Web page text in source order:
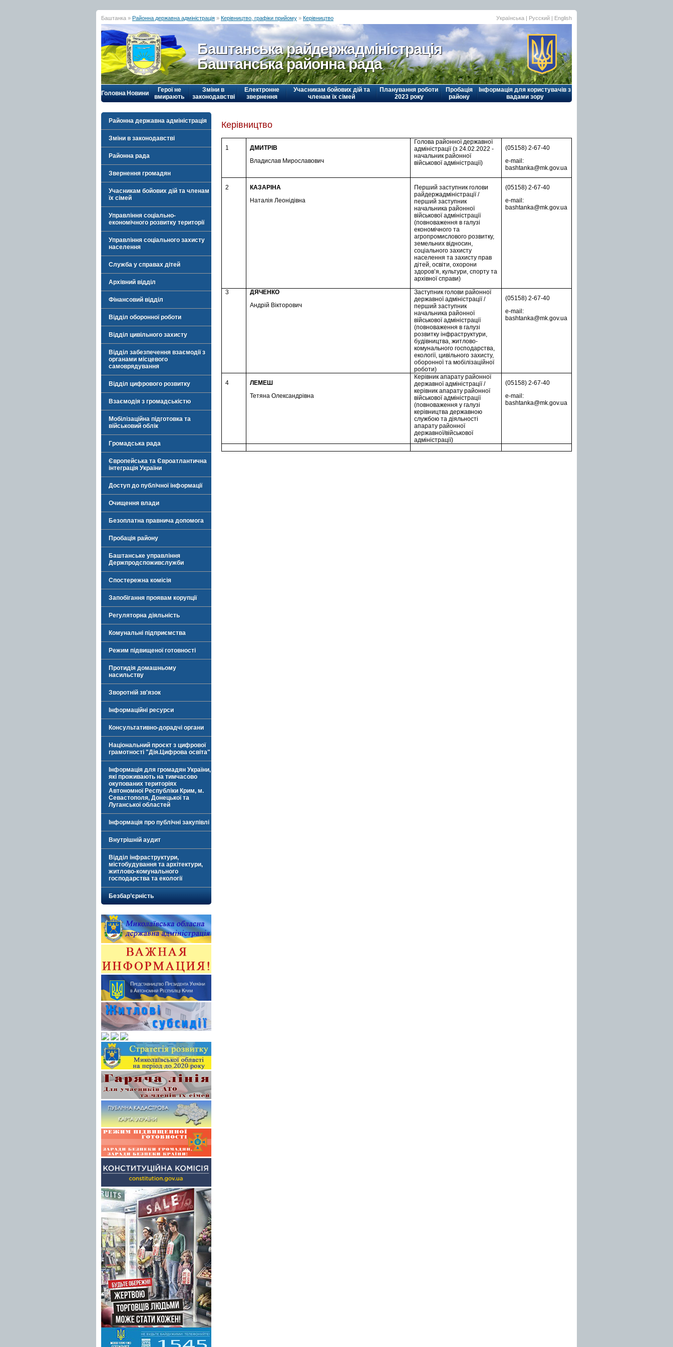
Баштанка » Районна державна адміністрація » Керівництво, графіки прийому » Керівництво Українська | Русский | English
Баштанська райдержадміністрація
Баштанська районна рада
Головна Новини
Герої не
вмирають
Зміни в
законодавстві
Електронне
звернення
Учасникам бойових дій та
членам їх сімей
Планування роботи
2023 року
Пробація
району
Інформація для користувачів з
вадами зору
Районна державна адміністрація
Зміни в законодавстві
Районна рада
Звернення громадян
Учасникам бойових дій та членам
їх сімей
Управління соціально-
економічного розвитку території
Управління соціального захисту
населення
Служба у справах дітей
Архівний відділ
Фінансовий відділ
Відділ оборонної роботи
Відділ цивільного захисту
Відділ забезпечення взаємодії з
органами місцевого
самоврядування
Відділ цифрового розвитку
Взаємодія з громадськістю
Мобілізаційна підготовка та
військовий облік
Громадська рада
Європейська та Євроатлантична
інтеграція України
Доступ до публічної інформації
Очищення влади
Безоплатна правнича допомога
Пробація району
Баштанське управління
Держпродспоживслужби
Спостережна комісія
Запобігання проявам корупції
Регуляторна діяльність
Комунальні підприємства
Режим підвищеної готовності
Протидія домашньому
насильству
Зворотній зв'язок
Інформаційні ресурси
Консультативно-дорадчі органи
Національний проєкт з цифрової
грамотності "Дія.Цифрова освіта"
Інформація для громадян України,
які проживають на тимчасово
окупованих територіях
Автономної Республіки Крим, м.
Севастополя, Донецької та
Луганської областей
Інформація про публічні закупівлі
Внутрішній аудит
Відділ інфраструктури,
містобудування та архітектури,
житлово-комунального
господарства та екології
Безбар’єрність
Керівництво
1
ДМИТРІВ
Владислав Мирославович
Голова районної державної
адміністрації (з 24.02.2022 -
начальник районної
військової адміністрації)
(05158) 2-67-40
e-mail:
bashtanka@mk.gov.ua
2
КАЗАРІНА
Наталія Леонідівна
Перший заступник голови
райдержадміністрації /
перший заступник
начальника районної
військової адміністрації
(повноваження в галузі
економічного та
агропромислового розвитку,
земельних відносин,
соціального захисту
населення та захисту прав
дітей, освіти, охорони
здоров’я, культури, спорту та
архівної справи)
(05158) 2-67-40
e-mail:
bashtanka@mk.gov.ua
3
ДЯЧЕНКО
Андрій Вікторович
Заступник голови районної
державної адміністрації /
перший заступник
начальника районної
військової адміністрації
(повноваження в галузі
розвитку інфраструктури,
будівництва, житлово-
комунального господарства,
екології, цивільного захисту,
оборонної та мобілізаційної
роботи)
(05158) 2-67-40
e-mail:
bashtanka@mk.gov.ua
4
ЛЕМЕШ
Тетяна Олександрівна
Керівник апарату районної
державної адміністрації /
керівник апарату районної
військової адміністрації
(повноваження у галузі
керівництва державною
службою та діяльності
апарату районної
державної/військової
адміністрації)
(05158) 2-67-40
e-mail:
bashtanka@mk.gov.ua